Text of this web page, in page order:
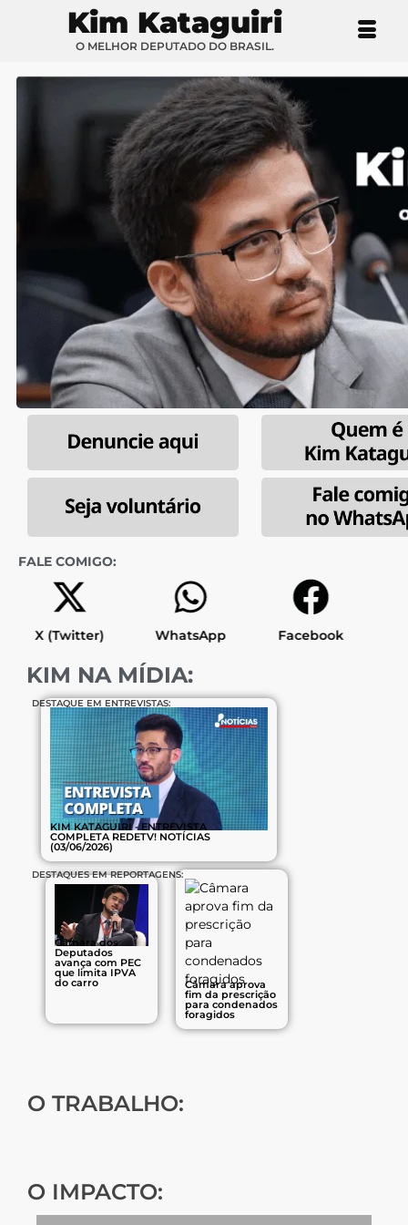
Kim Kataguiri
O MELHOR DEPUTADO DO BRASIL.
FALE COMIGO:
X (Twitter) WhatsApp Facebook
KIM NA MÍDIA:
DESTAQUE EM ENTREVISTAS:
KIM KATAGUIRI - ENTREVISTA
COMPLETA REDETV! NOTÍCIAS
(03/06/2026)
DESTAQUES EM REPORTAGENS:
Câmara dos
Deputados
avança com PEC
que limita IPVA
do carro Câmara aprova
fim da prescrição
para condenados
foragidos
O TRABALHO:
PROJETOS DE
LEI APROVADOS
O IMPACTO: